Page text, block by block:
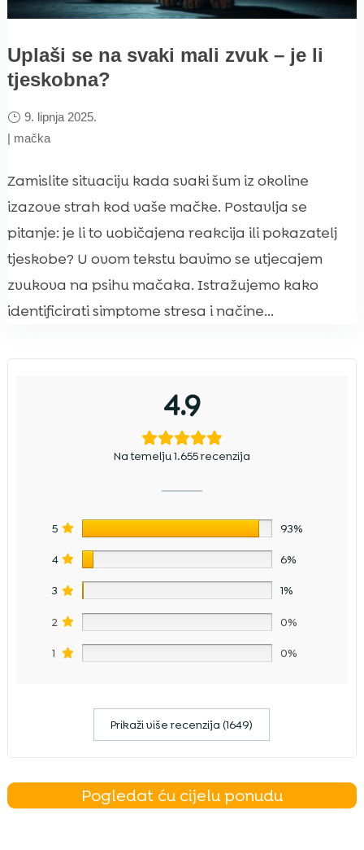
Uplaši se na svaki mali zvuk – je li
tjeskobna?
9. lipnja 2025.
| mačka
Zamislite situaciju kada svaki šum iz okoline
izazove strah kod vaše mačke. Postavlja se
pitanje: je li to uobičajena reakcija ili pokazatelj
tjeskobe? U ovom tekstu bavimo se utjecajem
zvukova na psihu mačaka. Istražujemo kako
identificirati simptome stresa i načine...
4.9
Na temelju 1.655 recenzija
5 93%
4 6%
3 1%
2 0%
1 0%
Prikaži više recenzija (1649)
Pogledat ću cijelu ponudu